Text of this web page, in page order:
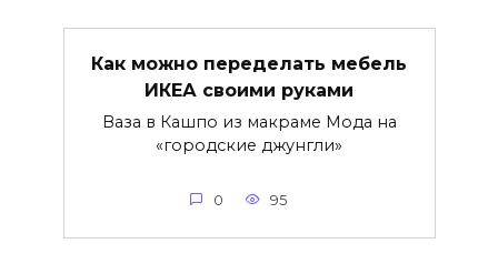
Как можно переделать мебель
ИКЕА своими руками
Ваза в Кашпо из макраме Мода на
«городские джунгли»
0 95